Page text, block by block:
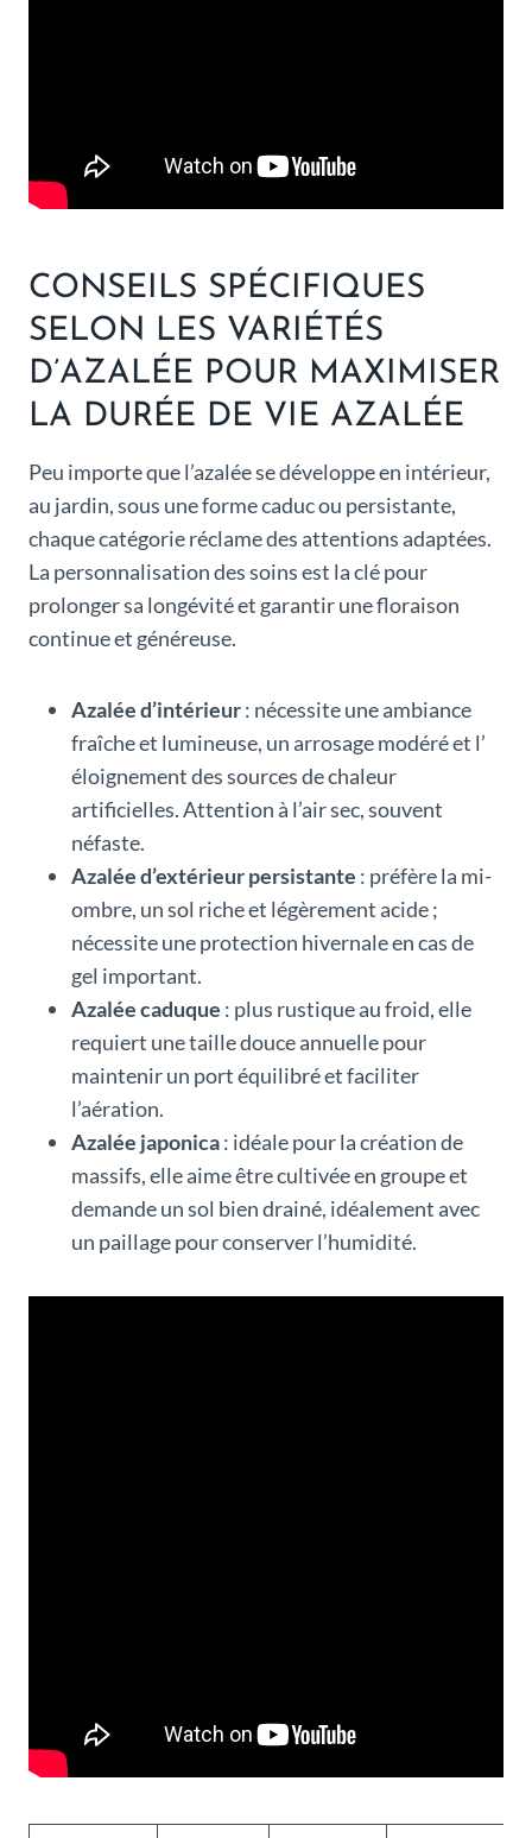
CONSEILS SPÉCIFIQUES
SELON LES VARIÉTÉS
D’AZALÉE POUR MAXIMISER
LA DURÉE DE VIE AZALÉE
Peu importe que l’azalée se développe en intérieur,
au jardin, sous une forme caduc ou persistante,
chaque catégorie réclame des attentions adaptées.
La personnalisation des soins est la clé pour
prolonger sa longévité et garantir une floraison
continue et généreuse.
Azalée d’intérieur: nécessite une ambiance
fraîche et lumineuse, un arrosage modéré et l’
éloignement des sources de chaleur
artificielles. Attention à l’air sec, souvent
néfaste.
Azalée d’extérieur persistante : préfère la mi-
ombre, un sol riche et légèrement acide ;
nécessite une protection hivernale en cas de
gel important.
Azalée caduque : plus rustique au froid, elle
requiert une taille douce annuelle pour
maintenir un port équilibré et faciliter
l’aération.
Azalée japonica: idéale pour la création de
massifs, elle aime être cultivée en groupe et
demande un sol bien drainé, idéalement avec
un paillage pour conserver l’humidité.